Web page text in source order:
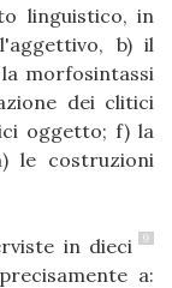
linguistico, in
b) il
morfosintassi
dei clitici
oggetto; f) la
le costruzioni
9
in dieci
a: